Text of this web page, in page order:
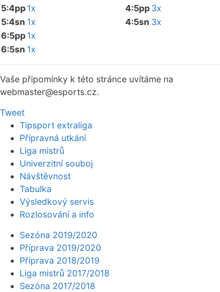
5:4pp1x
5:4sn 1x
6:5pp1x
6:5sn 1x
4:5pp3x
4:5sn 3x
Vaše připomínky k této stránce uvítáme na
webmaster@esports.cz.
Tweet
Tipsport extraliga
Přípravná utkání
Liga mistrů
Univerzitní souboj
Návštěvnost
Tabulka
Výsledkový servis
Rozlosování a info
Sezóna 2019/2020
Příprava 2019/2020
Příprava 2018/2019
Liga mistrů 2017/2018
Sezóna 2017/2018